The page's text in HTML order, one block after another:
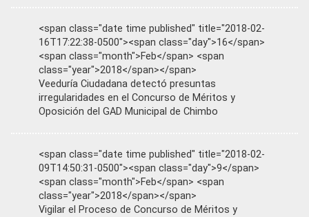
<span class="date time published" title="2018-02-
16T17:22:38-0500"><span class="day">16</span>
<span class="month">Feb</span> <span
class="year">2018</span></span>
Veeduría Ciudadana detectó presuntas
irregularidades en el Concurso de Méritos y
Oposición del GAD Municipal de Chimbo
<span class="date time published" title="2018-02-
09T14:50:31-0500"><span class="day">9</span>
<span class="month">Feb</span> <span
class="year">2018</span></span>
Vigilar el Proceso de Concurso de Méritos y